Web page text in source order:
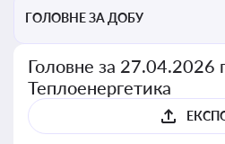
ГОЛОВНЕ ЗА ДОБУ
Головне за 27.04.2026
Теплоенергетика